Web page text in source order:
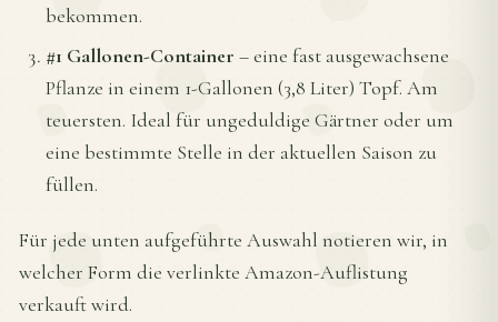
bekommen.
#1 Gallonen-Container – eine fast ausgewachsene
Pflanze in einem 1-Gallonen (3,8 Liter) Topf. Am
teuersten. Ideal für ungeduldige Gärtner oder um
eine bestimmte Stelle in der aktuellen Saison zu
füllen.
Für jede unten aufgeführte Auswahl notieren wir, in
welcher Form die verlinkte Amazon-Auflistung
verkauft wird.